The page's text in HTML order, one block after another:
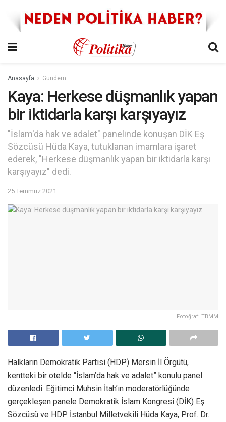
Anasayfa Gündem
Kaya: Herkese düşmanlık yapan
bir iktidarla karşı karşıyayız
"İslam'da hak ve adalet" panelinde konuşan DİK Eş
Sözcüsü Hüda Kaya, tutuklanan imamlara işaret
ederek, "Herkese düşmanlık yapan bir iktidarla karşı
karşıyayız" dedi.
25 Temmuz 2021
Fotoğraf: TBMM
Halkların Demokratik Partisi (HDP) Mersin İl Örgütü,
kentteki bir otelde “İslam’da hak ve adalet” konulu panel
düzenledi. Eğitimci Muhsin İtah’ın moderatörlüğünde
gerçekleşen panele Demokratik İslam Kongresi (DİK) Eş
Sözcüsü ve HDP İstanbul Milletvekili Hüda Kaya, Prof. Dr.